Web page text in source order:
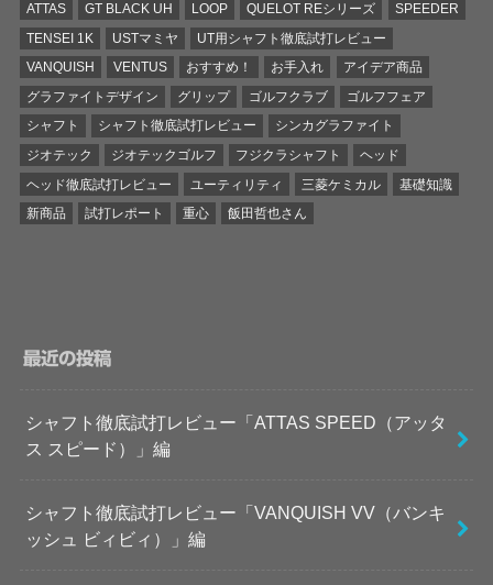
ATTAS
GT BLACK UH LOOP QUELOT REシリーズ
SPEEDER
TENSEI 1K
USTマミヤ
UT用シャフト徹底試打レビュー
VANQUISH
VENTUS おすすめ！ お手入れ
アイデア商品
グラファイトデザイン
グリップ ゴルフクラブ
ゴルフフェア
シャフト
シャフト徹底試打レビュー
シンカグラファイト
ジオテック
ジオテックゴルフ フジクラシャフト
ヘッド
ヘッド徹底試打レビュー
ユーティリティ 三菱ケミカル
基礎知識
新商品
試打レポート 重心 飯田哲也さん
最近の投稿
シャフト徹底試打レビュー「ATTAS SPEED（アッタ
ス スピード）」編
シャフト徹底試打レビュー「VANQUISH VV（バンキ
ッシュ ビィビィ）」編